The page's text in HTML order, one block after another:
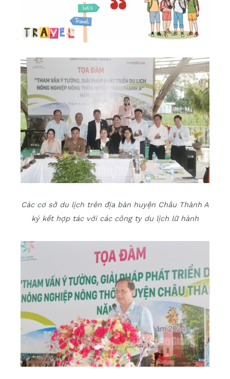
Các cơ sở du lịch trên địa bàn huyện Châu Thành A
ký kết hợp tác với các công ty du lịch lữ hành